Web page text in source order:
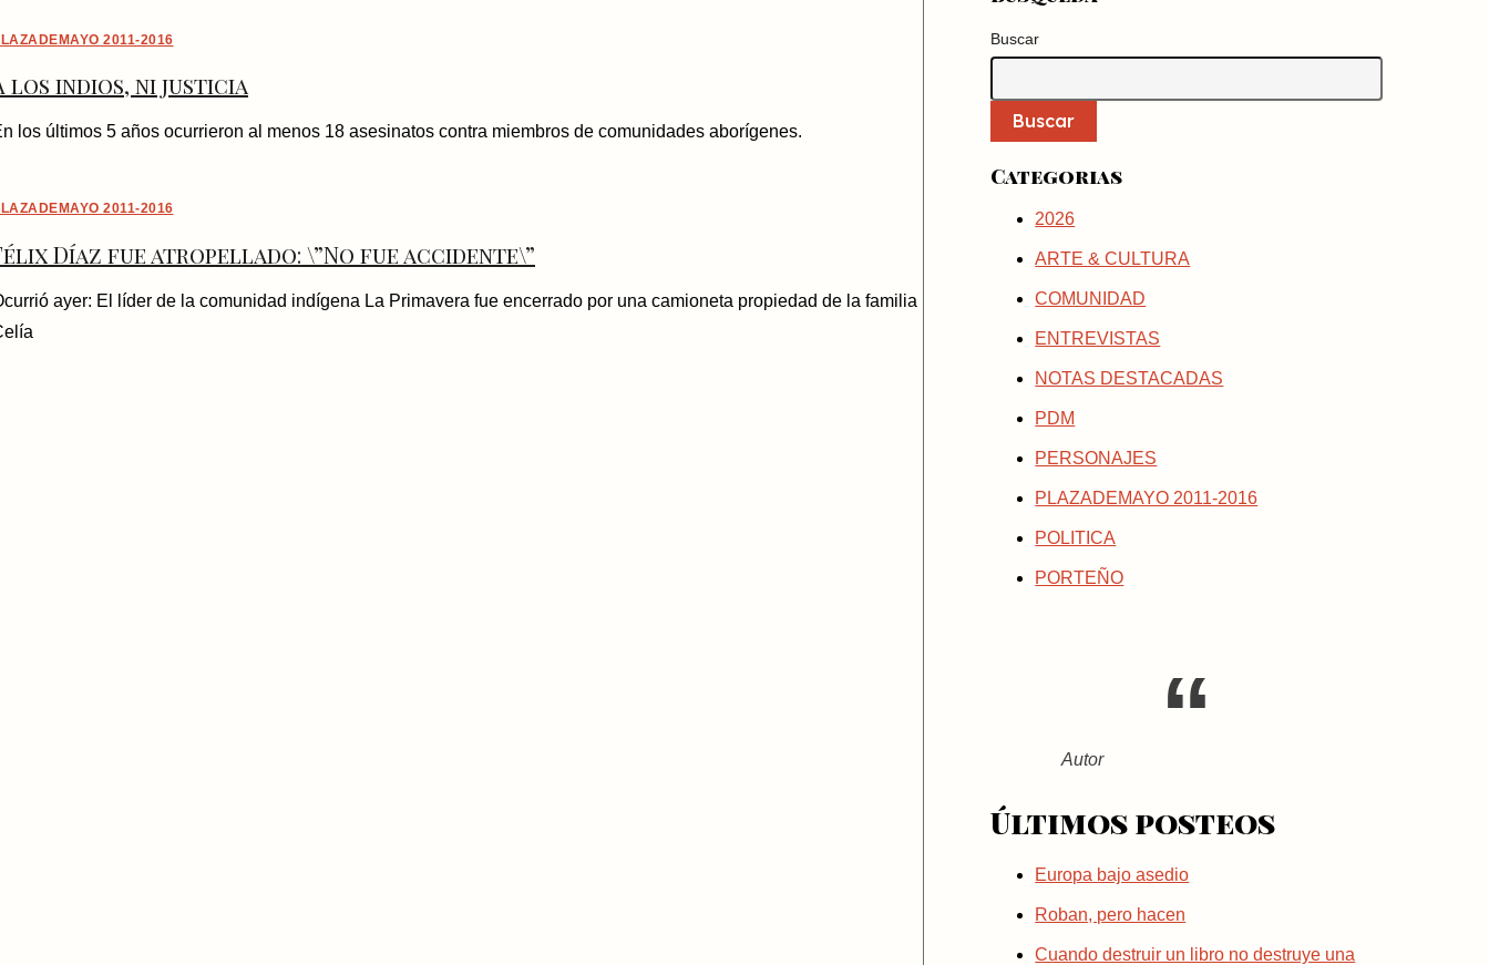
2011-2016
los indios, ni justicia
los últimos 5 años ocurrieron al menos 18 asesinatos contra miembros de comunidades aborígenes.
2011-2016
Díaz fue atropellado: \”No fue accidente\”
ayer: El líder de la comunidad indígena La Primavera fue encerrado por una camioneta propiedad de la familia
Buscar
Buscar
Categorias
2026
ARTE & CULTURA
COMUNIDAD
ENTREVISTAS
NOTAS DESTACADAS
PDM
PERSONAJES
PLAZADEMAYO 2011-2016
POLITICA
PORTEÑO
Autor
Últimos posteos
Europa bajo asedio
Roban, pero hacen
Cuando destruir un libro no destruye una